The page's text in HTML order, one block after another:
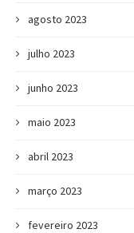
agosto 2023
julho 2023
junho 2023
maio 2023
abril 2023
março 2023
fevereiro 2023